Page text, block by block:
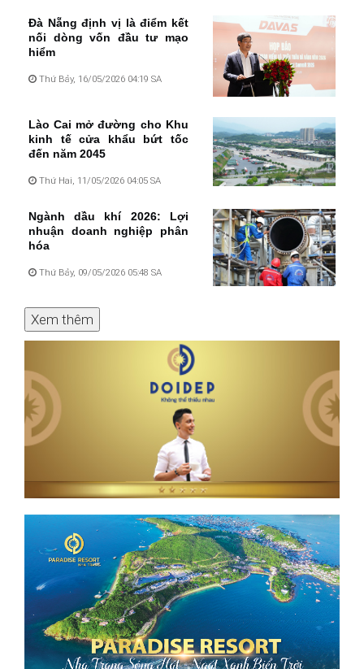
Đà Nẵng định vị là điểm kết
nối dòng vốn đầu tư mạo
hiểm
Thứ Bảy, 16/05/2026 04:19 SA
Lào Cai mở đường cho Khu
kinh tế cửa khẩu bứt tốc
đến năm 2045
Thứ Hai, 11/05/2026 04:05 SA
Ngành dầu khí 2026: Lợi
nhuận doanh nghiệp phân
hóa
Thứ Bảy, 09/05/2026 05:48 SA
Xem thêm